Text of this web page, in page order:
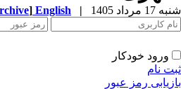
مرداد 1405 |
English
Archive]
ورود خودکار
نام
رمز عبور